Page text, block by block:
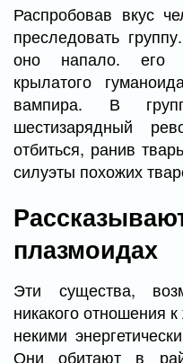
Распробовав вкус
преследовать
оно напало. его
крылатого
вампира. В
шестизарядный
отбиться, ранив
силуэты похожих
плазмоидах
Эти существа,
никакого отношения
некими
Они обитают в